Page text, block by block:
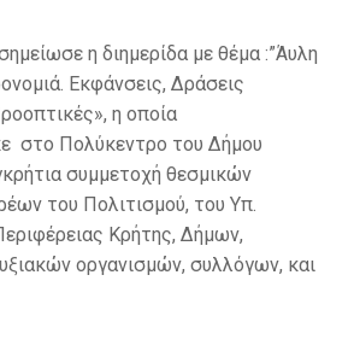
η διημερίδα με θέμα :”Άυλη
Εκφάνσεις, Δράσεις
η οποία
στο Πολύκεντρο του Δήμου
συμμετοχή θεσμικών
του Πολιτισμού, του Υπ.
Κρήτης, Δήμων,
οργανισμών, συλλόγων, και